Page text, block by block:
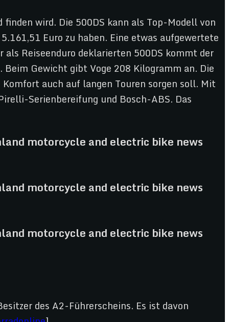
wird. Die 500DS kann als Top-Modell von
Euro zu haben. Eine etwas aufgewertete
Reiseenduro deklarierten 500DS kommt der
Gewicht gibt Voge 208 Kilogramm an. Die
auch auf langen Touren sorgen soll. Mit
Serienbereifung und Bosch-ABS. Das
des A2-Führerscheins. Es ist davon